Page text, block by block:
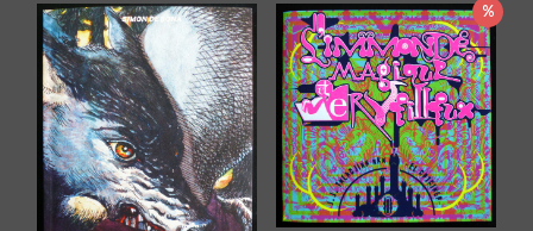
%